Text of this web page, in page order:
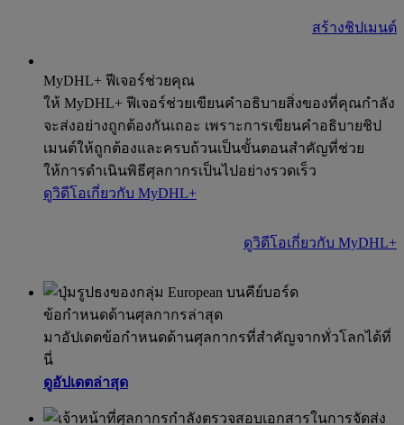
สร้างชิปเมนต์
MyDHL+ ฟีเจอร์ช่วยคุณ
ให้ MyDHL+ ฟีเจอร์ช่วยเขียนคำอธิบายสิ่งของที่คุณกำลัง
จะส่งอย่างถูกต้องกันเถอะ เพราะการเขียนคำอธิบายชิป
เมนต์ให้ถูกต้องและครบถ้วนเป็นขั้นตอนสำคัญที่ช่วย
ให้การดำเนินพิธีศุลกากรเป็นไปอย่างรวดเร็ว
ดูวิดีโอเกี่ยวกับ MyDHL+
ดูวิดีโอเกี่ยวกับ MyDHL+
ข้อกำหนดด้านศุลกากรล่าสุด
มาอัปเดตข้อกำหนดด้านศุลกากรที่สำคัญจากทั่วโลกได้ที่
นี่
ดูอัปเดตล่าสุด